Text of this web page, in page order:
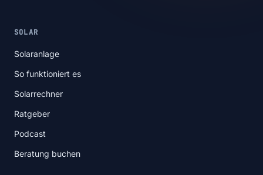
SOLAR
Solaranlage
So funktioniert es
Solarrechner
Ratgeber
Podcast
Beratung buchen